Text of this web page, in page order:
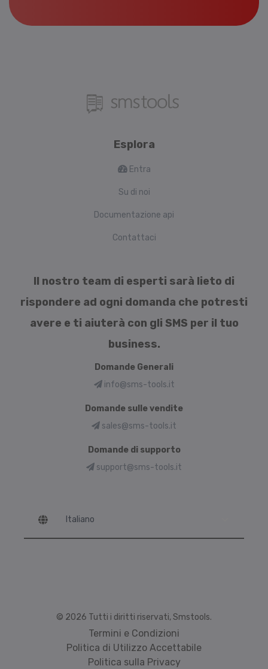
Esplora
Entra
Su di noi
Documentazione api
Contattaci
Il nostro team di esperti sarà lieto di
rispondere ad ogni domanda che potresti
avere e ti aiuterà con gli SMS per il tuo
business.
Domande Generali
info@sms-tools.it
Domande sulle vendite
sales@sms-tools.it
Domande di supporto
support@sms-tools.it
© 2026 Tutti i diritti riservati, Smstools.
Termini e Condizioni
Politica di Utilizzo Accettabile
Politica sulla Privacy